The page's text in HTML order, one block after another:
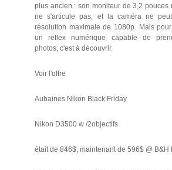
plus ancien : son moniteur de 3,2 pouces
ne s'articule pas, et la caméra ne
résolution maximale de 1080p. Mais
un reflex numérique capable de
photos, c'est à découvrir.
Voir l'offre
Aubaines Nikon Black Friday
Nikon D3500 w /2objectifs
était de 846$, maintenant de 596$ @ B&H